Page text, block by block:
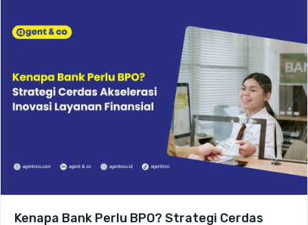
Kenapa Bank Perlu BPO? Strategi Cerdas